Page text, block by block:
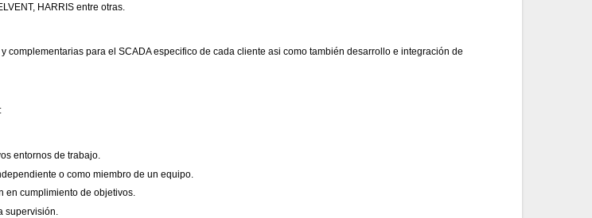
HARRIS entre otras.
complementarias para el SCADA especifico de cada cliente asi como también desarrollo e integración de
entornos de trabajo.
o como miembro de un equipo.
en cumplimiento de objetivos.
supervisión.